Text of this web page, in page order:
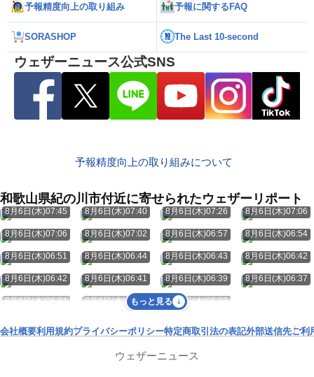
予報精度向上の取り組み 予報に関するFAQ
SORASHOP The Last 10-second
ウェザーニュース公式SNS
予報精度向上の取り組みについて
和歌山県紀の川市付近に寄せられたウェザーリポート
8月6日(木)07:45 8月6日(木)07:40 8月6日(木)07:26 8月6日(木)07:06
8月6日(木)07:06 8月6日(木)07:02 8月6日(木)06:57 8月6日(木)06:54
8月6日(木)06:51 8月6日(木)06:44 8月6日(木)06:43 8月6日(木)06:42
8月6日(木)06:42 8月6日(木)06:41 8月6日(木)06:39 8月6日(木)06:37
8月6日(木)06:34 8月6日(木)06:24 8月6日(木)06:23
もっと見る
会社概要利用規約プライバシーポリシー特定商取引法の表記外部送信先ご利
ウェザーニュース